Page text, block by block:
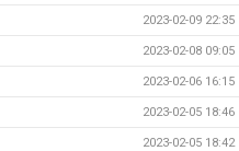
2023-02-09 22:35
2023-02-08 09:05
2023-02-06 16:15
2023-02-05 18:46
2023-02-05 18:42